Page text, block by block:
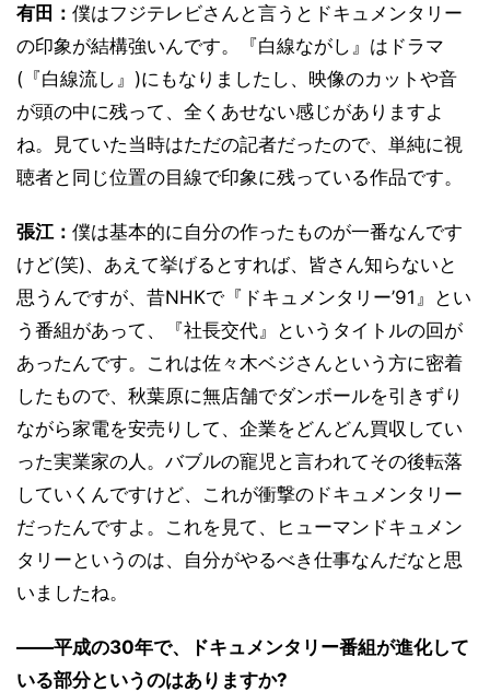
有田： 僕はフジテレビさんと言うとドキュメンタリー
の印象が結構強いんです。『白線ながし』はドラマ
(『白線流し』)にもなりましたし、映像のカットや音
が頭の中に残って、全くあせない感じがありますよ
ね。見ていた当時はただの記者だったので、単純に視
聴者と同じ位置の目線で印象に残っている作品です。
張江： 僕は基本的に自分の作ったものが一番なんです
けど(笑)、あえて挙げるとすれば、皆さん知らないと
思うんですが、昔NHKで『ドキュメンタリー’91』とい
う番組があって、『社長交代』というタイトルの回が
あったんです。これは佐々木ベジさんという方に密着
したもので、秋葉原に無店舗でダンボールを引きずり
ながら家電を安売りして、企業をどんどん買収してい
った実業家の人。バブルの寵児と言われてその後転落
していくんですけど、これが衝撃のドキュメンタリー
だったんですよ。これを見て、ヒューマンドキュメン
タリーというのは、自分がやるべき仕事なんだなと思
いましたね。
――平成の30年で、ドキュメンタリー番組が進化して
いる部分というのはありますか?